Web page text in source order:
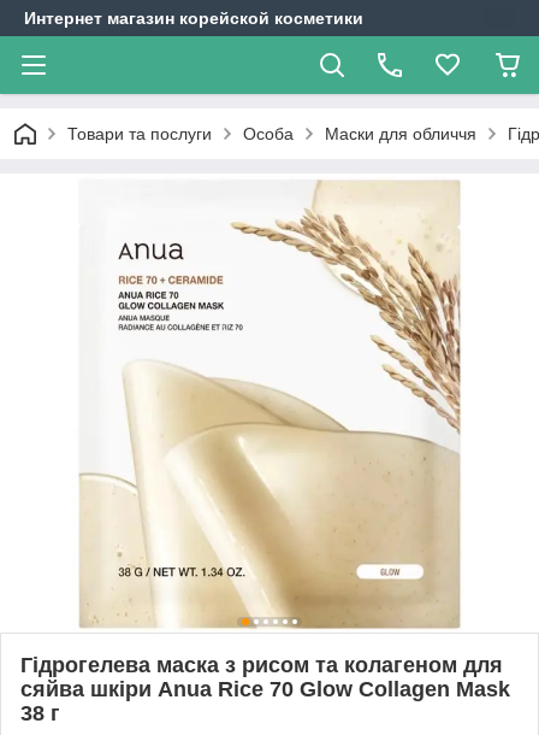
Интернет магазин корейской косметики
Товари та послуги Особа Маски для обличчя
Гідрогелева маска з рисом та колагеном для
сяйва шкіри Anua Rice 70 Glow Collagen Mask
38 г